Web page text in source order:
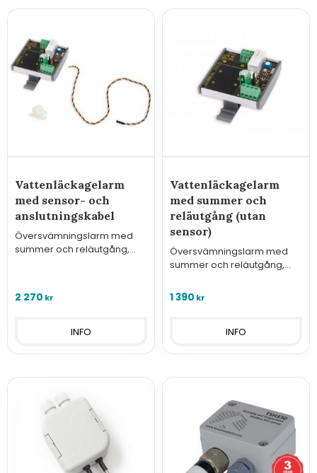
Vattenläckagelarm
med sensor- och
anslutningskabel
Översvämningslarm med
summer och reläutgång,
2 270 kr
INFO
Vattenläckagelarm
med summer och
reläutgång (utan
sensor)
Översvämningslarm med
summer och reläutgång,
1 390 kr
INFO